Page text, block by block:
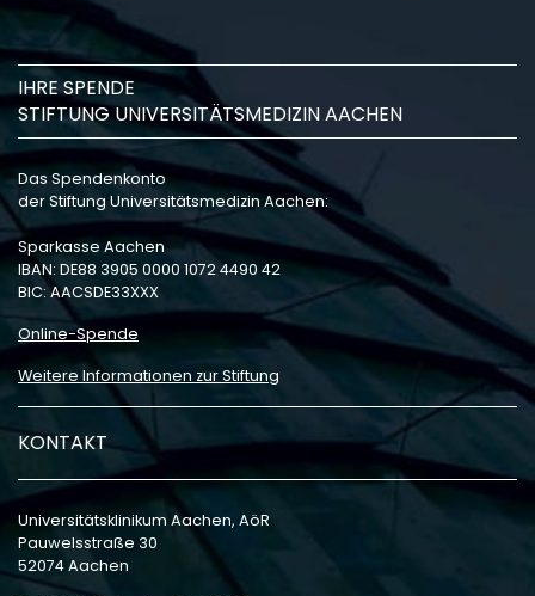
IHRE SPENDE
STIFTUNG UNIVERSITÄTSMEDIZIN AACHEN
Das Spendenkonto
der Stiftung Universitätsmedizin Aachen:
Sparkasse Aachen
IBAN: DE88 3905 0000 1072 4490 42
BIC: AACSDE33XXX
Online-Spende
Weitere Informationen zur Stiftung
KONTAKT
Universitätsklinikum Aachen, AöR
Pauwelsstraße 30
52074 Aachen